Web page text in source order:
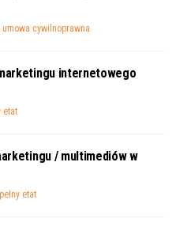
umowa cywilnoprawna
internetowego
etat
/ multimediów w
etat